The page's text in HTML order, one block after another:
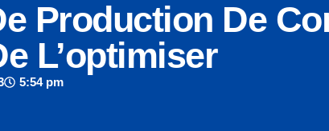
Production De
L’optimiser
5:54 pm